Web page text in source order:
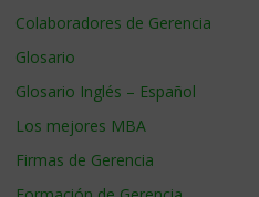
Colaboradores de Gerencia
Glosario
Glosario Inglés – Español
Los mejores MBA
Firmas de Gerencia